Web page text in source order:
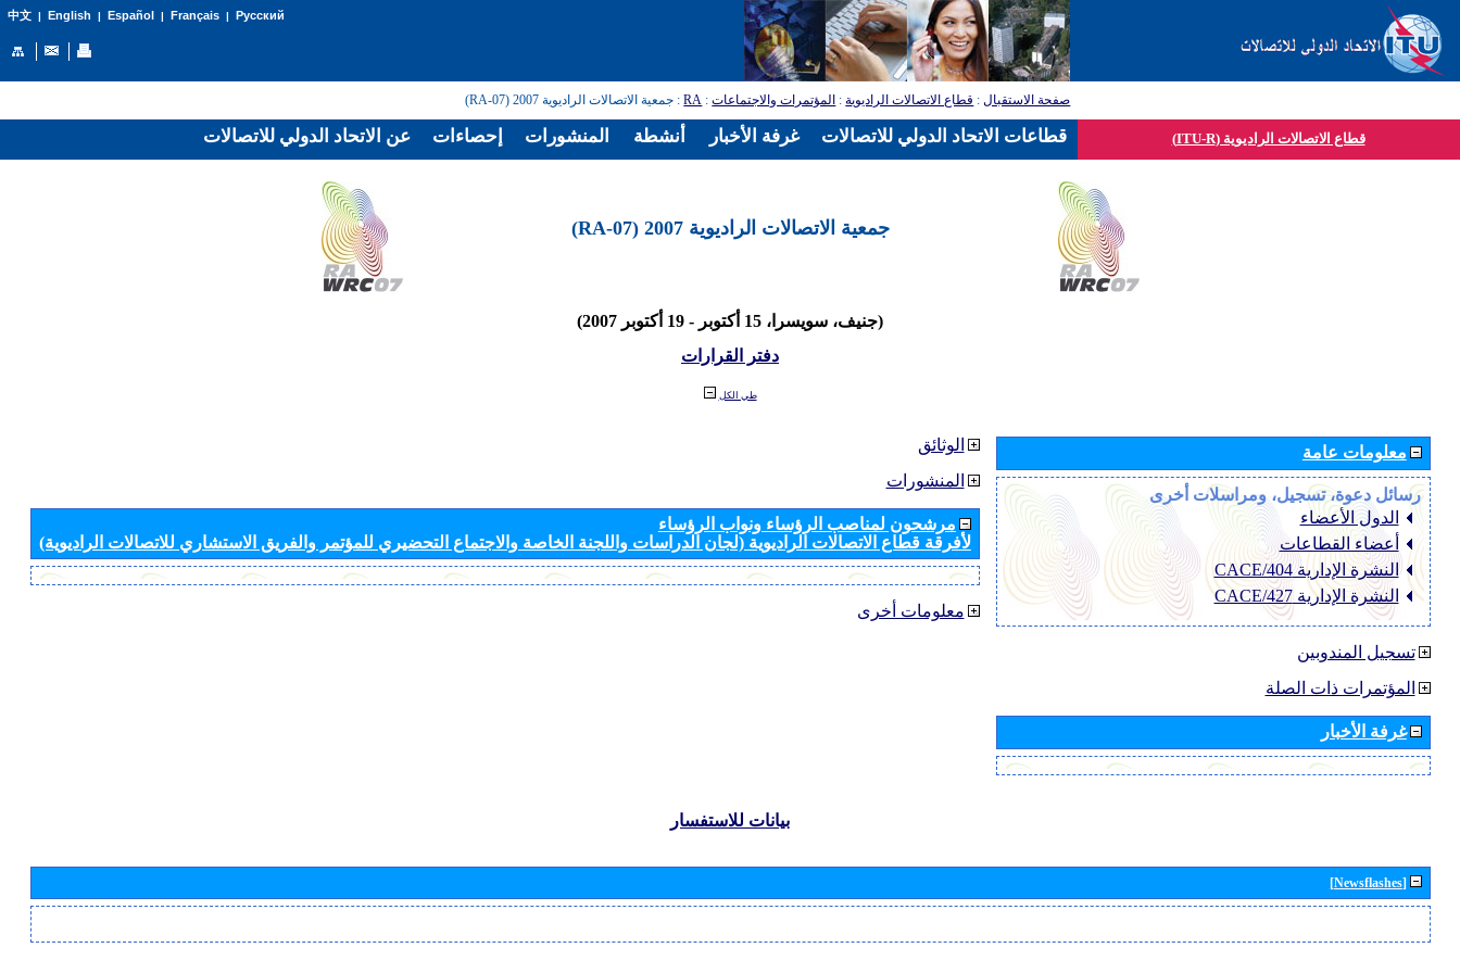
中文| English | Español | Français| Русский
صفحة الاستقبال: قطاع الاتصالات الراديوية: المؤتمرات والاجتماعات:
RA: جمعية الاتصالات الراديوية 2007 (RA-07)
قطاع الاتصالات الراديوية (ITU-R)
جمعية الاتصالات الراديوية 2007 (RA-07)
(جنيف، سويسرا، 15 أكتوبر - 19 أكتوبر 2007)
دفتر القرارات
طي الكل
الوثائق
المنشورات
مرشحون لمناصب الرؤساء ونواب الرؤساء
لأفرقة قطاع الاتصالات الراديوية (لجان الدراسات واللجنة الخاصة والاجتماع التحضيري للمؤتمر والفريق الاستشاري للاتصالات الراديوية)
معلومات أخرى
معلومات عامة
رسائل دعوة، تسجيل، ومراسلات أخرى
الدول الأعضاء
أعضاء القطاعات
النشرة الإدارية CACE/404
النشرة الإدارية CACE/427
تسجيل المندوبين
المؤتمرات ذات الصلة
غرفة الأخبار
بيانات للاستفسار
[Newsflashes]
عن الاتحاد الدولي للاتصالات إحصاءات المنشورات أنشطة غرفة الأخبار قطاعات الاتحاد الدولي للاتصالات